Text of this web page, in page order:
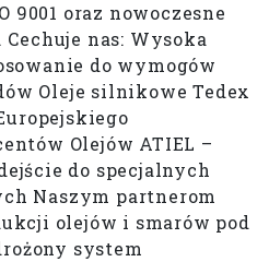
9001 oraz nowoczesne
nas: Wysoka
do wymogów
Oleje silnikowe Tedex
Olejów ATIEL –
do specjalnych
Naszym partnerom
olejów i smarów pod
system